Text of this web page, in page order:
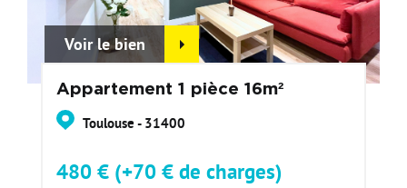
Voir le bien
Appartement 1 pièce 16m²
Toulouse - 31400
480 € (+70 € de charges)